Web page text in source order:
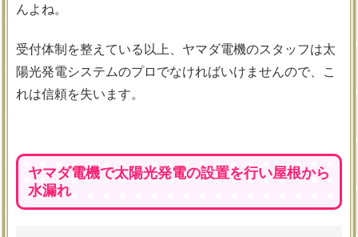
んよね。
受付体制を整えている以上、ヤマダ電機のスタッフは太
陽光発電システムのプロでなければいけませんので、こ
れは信頼を失います。
ヤマダ電機で太陽光発電の設置を行い屋根から
水漏れ